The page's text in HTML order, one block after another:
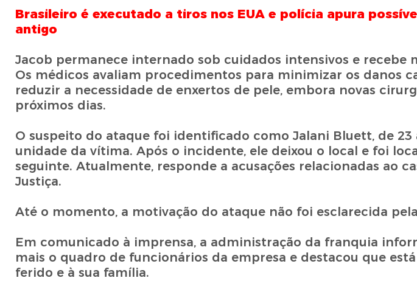
Brasileiro é executado a tiros nos EUA e polícia apura
antigo
Jacob permanece internado sob cuidados intensivos e recebe
Os médicos avaliam procedimentos para minimizar os danos
reduzir a necessidade de enxertos de pele, embora novas
próximos dias.
O suspeito do ataque foi identificado como Jalani Bluett, de 23
unidade da vítima. Após o incidente, ele deixou o local e foi
seguinte. Atualmente, responde a acusações relacionadas ao
Justiça.
Até o momento, a motivação do ataque não foi esclarecida
Em comunicado à imprensa, a administração da franquia
mais o quadro de funcionários da empresa e destacou que
ferido e à sua família.